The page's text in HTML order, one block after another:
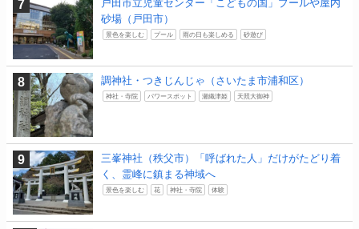
戸田市立児童センター「こどもの国」プールや屋内
砂場（戸田市）
景色を楽しむ プール 雨の日も楽しめる 砂遊び
調神社・つきじんじゃ（さいたま市浦和区）
神社・寺院 パワースポット 瀬織津姫 天照大御神
三峯神社（秩父市）「呼ばれた人」だけがたどり着
く、霊峰に鎮まる神域へ
景色を楽しむ 花 神社・寺院 体験